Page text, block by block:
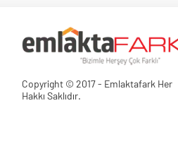
Copyright © 2017 - Emlaktafark Her
Hakkı Saklıdır.